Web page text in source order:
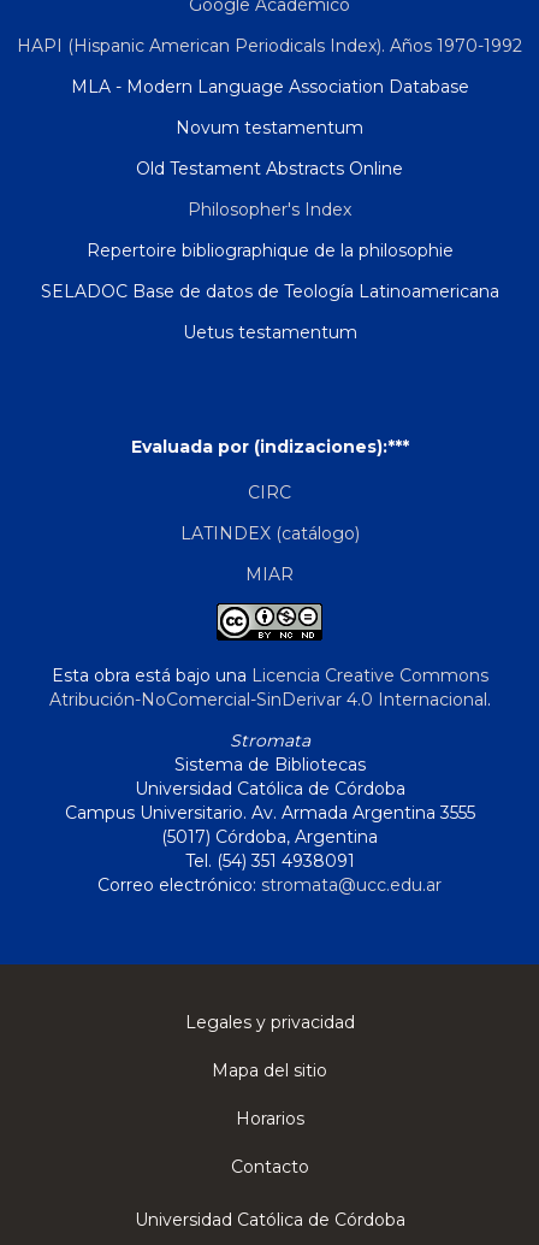
Google Académico
HAPI (Hispanic American Periodicals Index). Años 1970-1992
MLA - Modern Language Association Database
Novum testamentum
Old Testament Abstracts Online
Philosopher's Index
Repertoire bibliographique de la philosophie
SELADOC Base de datos de Teología Latinoamericana
Uetus testamentum
Evaluada por (indizaciones):***
CIRC
LATINDEX (catálogo)
MIAR
Esta obra está bajo una Licencia Creative Commons
Atribución-NoComercial-SinDerivar 4.0 Internacional.
Stromata
Sistema de Bibliotecas
Universidad Católica de Córdoba
Campus Universitario. Av. Armada Argentina 3555
(5017) Córdoba, Argentina
Tel. (54) 351 4938091
Correo electrónico: stromata@ucc.edu.ar
Legales y privacidad
Mapa del sitio
Horarios
Contacto
Universidad Católica de Córdoba